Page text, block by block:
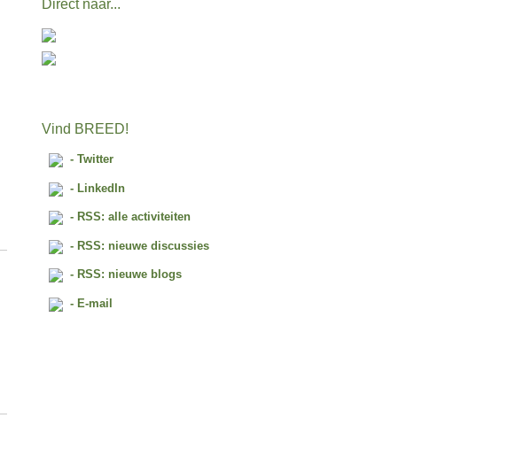
Direct naar...
Vind BREED!
- Twitter
- LinkedIn
- RSS: alle activiteiten
- RSS: nieuwe discussies
- RSS: nieuwe blogs
- E-mail